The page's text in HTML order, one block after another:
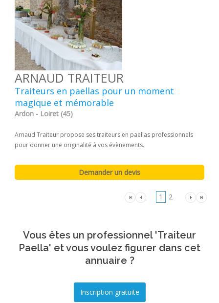
ARNAUD TRAITEUR
Traiteurs en paellas pour un moment
magique et mémorable
Ardon - Loiret (45)
Arnaud Traiteur propose ses traiteurs en paellas professionnels
pour donner une originalité à vos évènements.
1 2
Vous êtes un professionnel 'Traiteur
Paella' et vous voulez figurer dans cet
annuaire ?